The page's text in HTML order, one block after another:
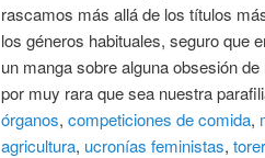
rascamos más allá de los títulos
los géneros habituales, seguro que
un manga sobre alguna obsesión
por muy rara que sea nuestra
órganos, competiciones de comida,
agricultura, ucronías feministas,